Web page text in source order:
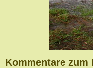
Kommentare zum